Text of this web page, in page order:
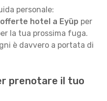
personale:
hotel a Eyüp per
la tua prossima fuga.
è davvero a portata di
prenotare il tuo